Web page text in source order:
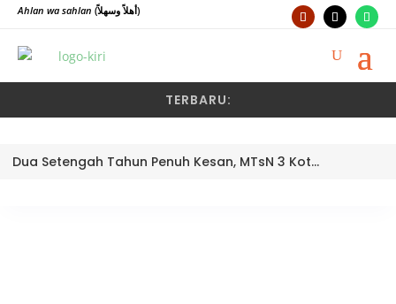
Ahlan wa sahlan (أهلاً وسهلاً)
TERBARU:
Dua Setengah Tahun Penuh Kesan, MTsN 3 Kota Padang Lepas Pengawas Pembina Dra. Nayusminar Nasrun